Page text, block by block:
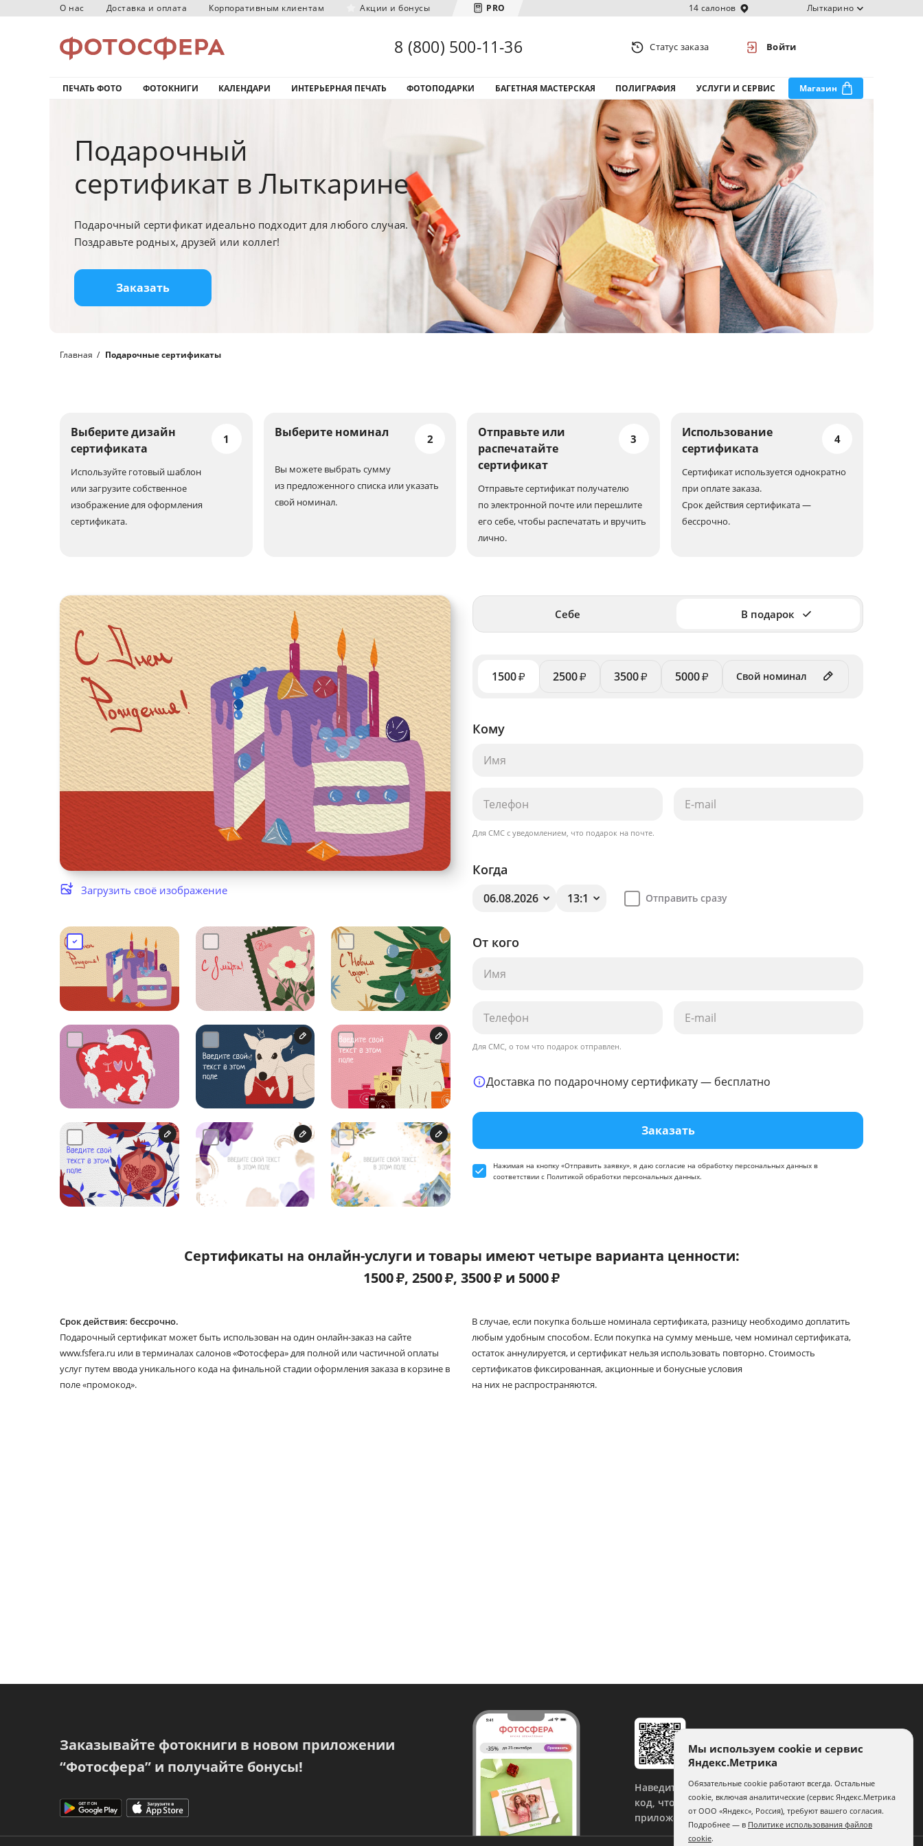
О нас Доставка и оплата Корпоративным клиентам Акции и бонусы PRO 14 салонов Лыткарино
Загрузка городов...
8 (800) 500-11-36 Статус заказа Войти
ПЕЧАТЬ ФОТО ФОТОКНИГИ КАЛЕНДАРИ ИНТЕРЬЕРНАЯ ПЕЧАТЬ ФОТОПОДАРКИ БАГЕТНАЯ МАСТЕРСКАЯ ПОЛИГРАФИЯ УСЛУГИ И СЕРВИС Магазин
Подарочный
сертификат в Лыткарине
Подарочный сертификат идеально подходит для любого случая.
Поздравьте родных, друзей или коллег!
Заказать
Главная Подарочные сертификаты
Выберите дизайн
сертификата
1
Используйте готовый шаблон
или загрузите собственное
изображение для оформления
сертификата.
Выберите номинал 2
Вы можете выбрать сумму
из предложенного списка или указать
свой номинал.
Отправьте или
распечатайте
сертификат
3
Отправьте сертификат получателю
по электронной почте или перешлите
его себе, чтобы распечатать и вручить
лично.
Использование
сертификата
4
Сертификат используется однократно
при оплате заказа.
Срок действия сертификата —
бессрочно.
Загрузить своё изображение
Себе В подарок
1500₽ 2500₽ 3500₽ 5000₽
Кому
Для СМС с уведомлением, что подарок на почте.
Когда
06.08.2026 13:1 Отправить сразу
От кого
Для СМС, о том что подарок отправлен.
Доставка по подарочному сертификату — бесплатно
Заказать
Нажимая на кнопку «Отправить заявку», я даю согласие на обработку персональных данных в
соответствии с Политикой обработки персональных данных.
Сертификаты на онлайн-услуги и товары имеют четыре варианта ценности:
1500₽, 2500₽, 3500₽ и 5000₽
Срок действия: бессрочно.
Подарочный сертификат может быть использован на один онлайн-заказ на сайте
www.fsfera.ru или в терминалах салонов «Фотосфера» для полной или частичной оплаты
услуг путем ввода уникального кода на финальной стадии оформления заказа в корзине в
поле «промокод».
В случае, если покупка больше номинала сертификата, разницу необходимо доплатить
любым удобным способом. Если покупка на сумму меньше, чем номинал сертификата,
остаток аннулируется, и сертификат нельзя использовать повторно. Стоимость
сертификатов фиксированная, акционные и бонусные условия
на них не распространяются.
Заказывайте фотокниги в новом приложении
“Фотосфера” и получайте бонусы!
Наведите камеру на QR-
код, чтобы скачать
приложение.
Мы используем cookie и сервис
Яндекс.Метрика
Обязательные cookie работают всегда. Остальные
cookie, включая аналитические (сервис Яндекс.Метрика
от ООО «Яндекс», Россия), требуют вашего согласия.
Подробнее — в Политике использования файлов
cookie.